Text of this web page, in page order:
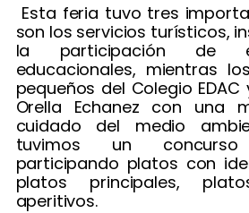
Esta feria tuvo tres
son los servicios turísticos,
la participación de
educacionales, mientras
pequeños del Colegio EDAC
Orella Echanez con una
cuidado del medio
tuvimos un concurso
participando platos con
platos principales,
aperitivos.